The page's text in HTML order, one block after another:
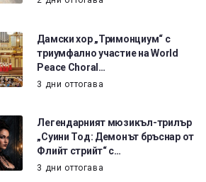
Дамски хор „Тримонциум“ с
триумфално участие на World
Peace Choral…
3 дни оттогава
Легендарният мюзикъл-трилър
„Суини Тод: Демонът бръснар от
Флийт стрийт“ с…
3 дни оттогава